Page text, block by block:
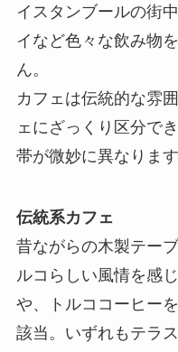
イスタンブールの街
イなど色々な飲み物
ん。
カフェは伝統的な雰
ェにざっくり区分で
帯が微妙に異なります
伝統系カフェ
昔ながらの木製テー
ルコらしい風情を感
や、トルココーヒー
該当。いずれもテラ